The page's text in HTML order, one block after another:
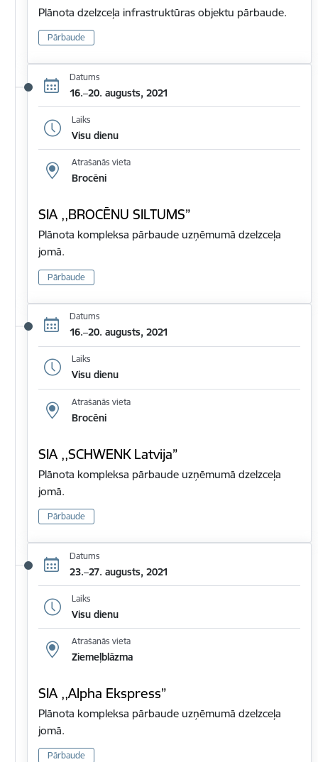
Plānota dzelzceļa infrastruktūras objektu pārbaude.
Pārbaude
Datums
16.–20. augusts, 2021
Laiks
Visu dienu
Atrašanās vieta
Brocēni
SIA ,,BROCĒNU SILTUMS”
Plānota kompleksa pārbaude uzņēmumā dzelzceļa
jomā.
Pārbaude
Datums
16.–20. augusts, 2021
Laiks
Visu dienu
Atrašanās vieta
Brocēni
SIA ,,SCHWENK Latvija”
Plānota kompleksa pārbaude uzņēmumā dzelzceļa
jomā.
Pārbaude
Datums
23.–27. augusts, 2021
Laiks
Visu dienu
Atrašanās vieta
Ziemeļblāzma
SIA ,,Alpha Ekspress”
Plānota kompleksa pārbaude uzņēmumā dzelzceļa
jomā.
Pārbaude